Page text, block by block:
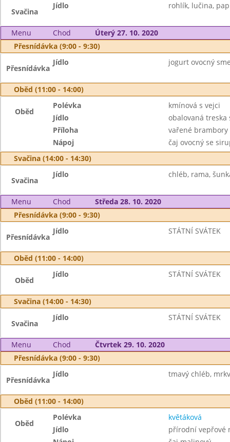
Svačina
Jídlo rohlík, lučina,
Menu Chod
Úterý 27. 10. 2020
Přesnídávka (9:00 - 9:30)
Přesnídávka
Jídlo jogurt ovocný
Oběd (11:00 - 14:00)
Oběd
Polévka
kmínová s vejci
Jídlo
obalovaná treska
Příloha
vařené brambory
Nápoj
čaj ovocný se
Svačina (14:00 - 14:30)
Svačina
Jídlo chléb, rama,
Menu Chod
Středa 28. 10. 2020
Přesnídávka (9:00 - 9:30)
Přesnídávka
Jídlo STÁTNÍ SVÁTEK
Oběd (11:00 - 14:00)
Oběd
Jídlo STÁTNÍ SVÁTEK
Svačina (14:00 - 14:30)
Svačina
Jídlo STÁTNÍ SVÁTEK
Menu Chod
Čtvrtek 29. 10. 2020
Přesnídávka (9:00 - 9:30)
Přesnídávka
Jídlo tmavý chléb,
Oběd (11:00 - 14:00)
Oběd
Polévka
květáková
Jídlo
přírodní vepřové